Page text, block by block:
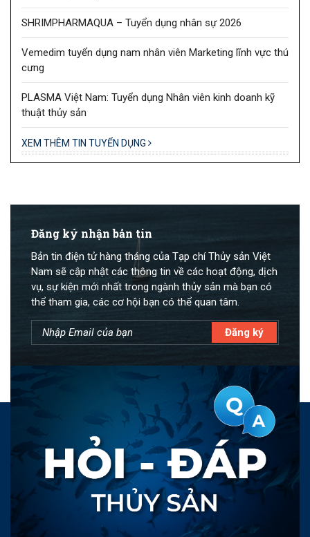
SHRIMPHARMAQUA – Tuyển dụng nhân sự 2026
Vemedim tuyển dụng nam nhân viên Marketing lĩnh vực thú
cưng
PLASMA Việt Nam: Tuyển dụng Nhân viên kinh doanh kỹ
thuật thủy sản
XEM THÊM TIN TUYỂN DỤNG
Đăng ký nhận bản tin
Bản tin điện tử hàng tháng của Tạp chí Thủy sản Việt
Nam sẽ cập nhật các thông tin về các hoạt động, dịch
vụ, sự kiện mới nhất trong ngành thủy sản mà bạn có
thể tham gia, các cơ hội bạn có thể quan tâm.